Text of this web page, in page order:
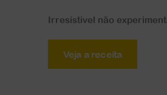
Irresístivel não
Veja a receita